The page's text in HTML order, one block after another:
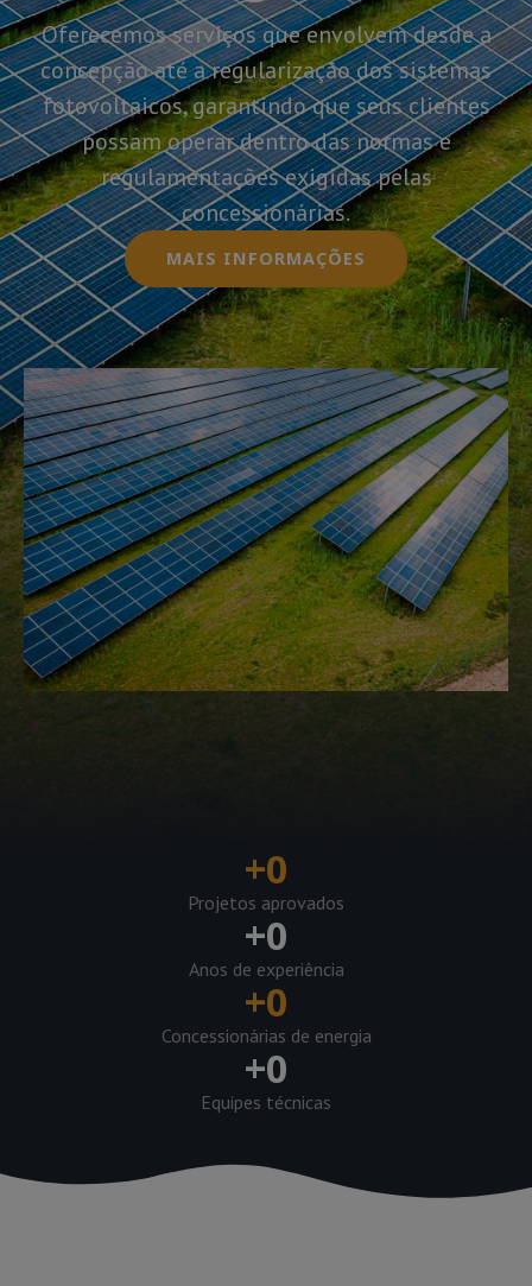
Oferecemos serviços que envolvem desde a
concepção até a regularização dos sistemas
fotovoltaicos, garantindo que seus clientes
possam operar dentro das normas e
regulamentações exigidas pelas
concessionárias.
MAIS INFORMAÇÕES
+0
Projetos aprovados
+0
Anos de experiência
+0
Concessionárias de energia
+0
Equipes técnicas